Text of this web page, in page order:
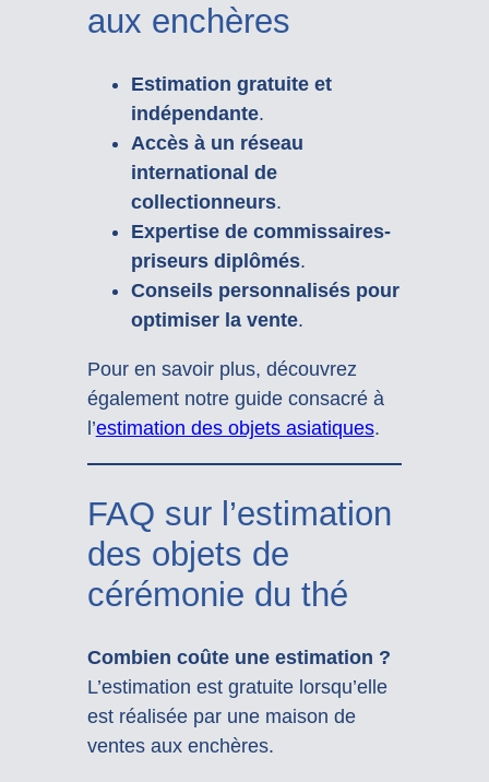
aux enchères
Estimation gratuite et
indépendante.
Accès à un réseau
international de
collectionneurs.
Expertise de commissaires-
priseurs diplômés.
Conseils personnalisés pour
optimiser la vente.
Pour en savoir plus, découvrez
également notre guide consacré à
l’estimation des objets asiatiques.
FAQ sur l’estimation
des objets de
cérémonie du thé
Combien coûte une estimation ?
L’estimation est gratuite lorsqu’elle
est réalisée par une maison de
ventes aux enchères.